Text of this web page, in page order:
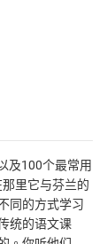
及100个最常用
里它与芬兰的
同的方式学习
统的语文课